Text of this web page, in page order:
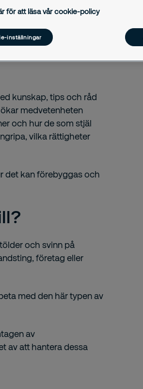
kunskap, tips och råd
medvetenheten
och hur de som stjäl
vilka rättigheter
det kan förebyggas och
och svinn på
företag eller
med den här typen av
av
av att hantera dessa
för att läsa vår cookie-policy
inställningar